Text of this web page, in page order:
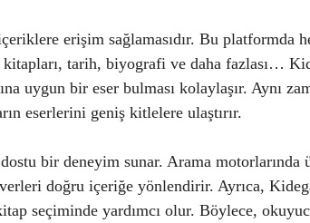
erişim sağlamasıdır. Bu platformda
tarih, biyografi ve daha fazlası…
uygun bir eser bulması kolaylaşır. Aynı
eserlerini geniş kitlelere ulaştırır.
bir deneyim sunar. Arama motorlarında
doğru içeriğe yönlendirir. Ayrıca,
seçiminde yardımcı olur. Böylece,